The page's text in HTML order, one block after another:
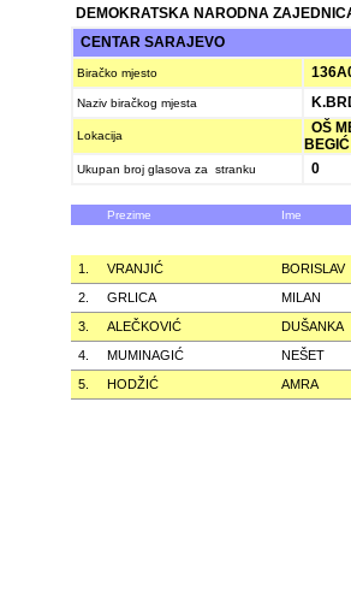
DEMOKRATSKA NARODNA
CENTAR SARAJEVO
Biračko mjesto
Naziv biračkog mjesta
Lokacija
OŠ
Ukupan broj glasova za stranku 0
Prezime Ime
1. VRANJIĆ
BORISLAV
2.
GRLICA
MILAN
3.
ALEČKOVIĆ
DUŠANKA
4.
MUMINAGIĆ
NEŠET
5.
HODŽIĆ AMRA